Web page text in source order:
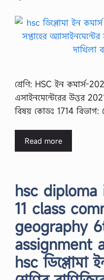
শ্রেণি: HSC ইন কমার্স-
এসাইনমেন্টেরের উত্তর
বিষয় কোডঃ 1714
Read more
hsc
11 class
geography
assignment
hsc ডিপ্লোমা